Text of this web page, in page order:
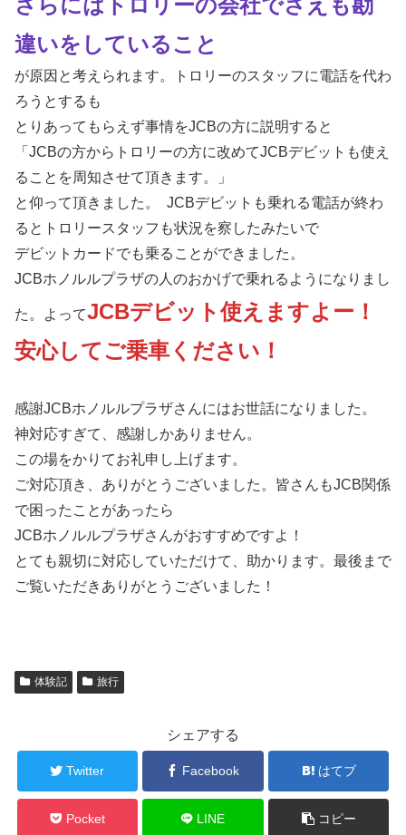
さらにはトロリーの会社でさえも勘
違いをしていること
が原因と考えられます。トロリーのスタッフに電話を代わ
ろうとするも
とりあってもらえず事情をJCBの方に説明すると
「JCBの方からトロリーの方に改めてJCBデビットも使え
ることを周知させて頂きます。」
と仰って頂きました。 JCBデビットも乗れる電話が終わ
るとトロリースタッフも状況を察したみたいで
デビットカードでも乗ることができました。
JCBホノルルプラザの人のおかげで乗れるようになりまし
た。よってJCBデビット使えますよー！
安心してご乗車ください！
感謝JCBホノルルプラザさんにはお世話になりました。
神対応すぎて、感謝しかありません。
この場をかりてお礼申し上げます。
ご対応頂き、ありがとうございました。皆さんもJCB関係
で困ったことがあったら
JCBホノルルプラザさんがおすすめですよ！
とても親切に対応していただけて、助かります。最後まで
ご覧いただきありがとうございました！
体験記 旅行
シェアする
Twitter Facebook はてブ
Pocket LINE コピー